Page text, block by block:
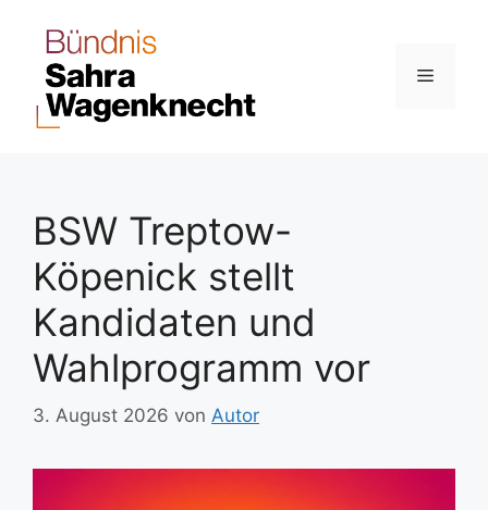
springen
Menü
BSW Treptow-
Köpenick stellt
Kandidaten und
Wahlprogramm vor
3. August 2026 von Autor